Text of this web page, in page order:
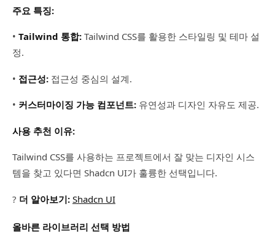
주요 특징:
• Tailwind 통합: Tailwind CSS를 활용한 스타일링 및 테마 설
정.
• 접근성: 접근성 중심의 설계.
• 커스터마이징 가능 컴포넌트: 유연성과 디자인 자유도 제공.
사용 추천 이유:
Tailwind CSS를 사용하는 프로젝트에서 잘 맞는 디자인 시스
템을 찾고 있다면 Shadcn UI가 훌륭한 선택입니다.
? 더 알아보기: Shadcn UI
올바른 라이브러리 선택 방법